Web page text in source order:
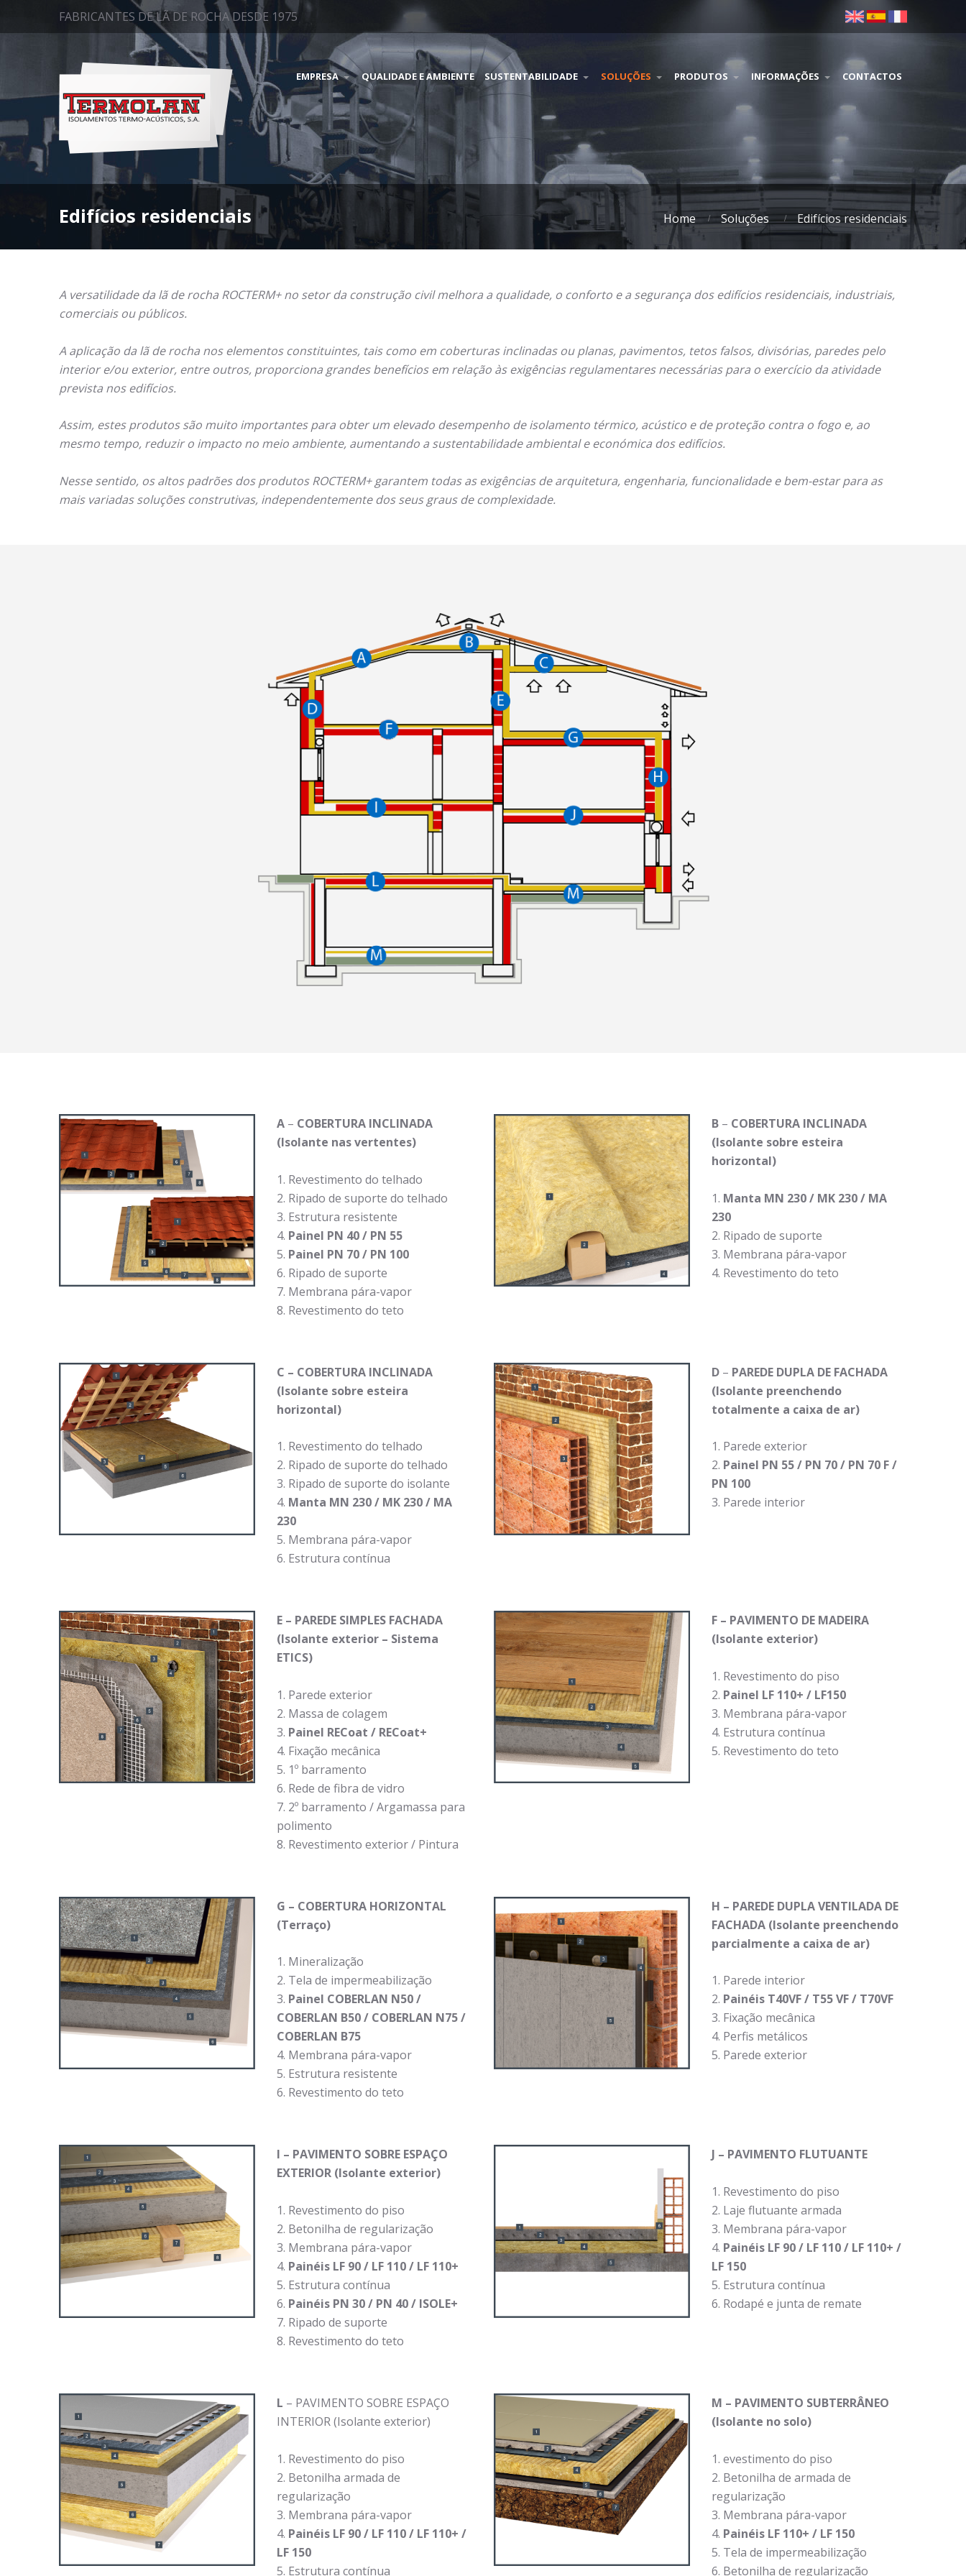
FABRICANTES DE LÃ DE ROCHA DESDE 1975
EMPRESA QUALIDADE E AMBIENTE SUSTENTABILIDADE SOLUÇÕES PRODUTOS INFORMAÇÕES CONTACTOS
Edifícios residenciais Home Soluções Edifícios residenciais
A versatilidade da lã de rocha ROCTERM+ no setor da construção civil melhora a qualidade, o conforto e a segurança dos edifícios residenciais, industriais,
comerciais ou públicos.
A aplicação da lã de rocha nos elementos constituintes, tais como em coberturas inclinadas ou planas, pavimentos, tetos falsos, divisórias, paredes pelo
interior e/ou exterior, entre outros, proporciona grandes benefícios em relação às exigências regulamentares necessárias para o exercício da atividade
prevista nos edifícios.
Assim, estes produtos são muito importantes para obter um elevado desempenho de isolamento térmico, acústico e de proteção contra o fogo e, ao
mesmo tempo, reduzir o impacto no meio ambiente, aumentando a sustentabilidade ambiental e económica dos edifícios.
Nesse sentido, os altos padrões dos produtos ROCTERM+ garantem todas as exigências de arquitetura, engenharia, funcionalidade e bem-estar para as
mais variadas soluções construtivas, independentemente dos seus graus de complexidade.
A– COBERTURA INCLINADA
(Isolante nas vertentes)
Revestimento do telhado
Ripado de suporte do telhado
Estrutura resistente
Painel PN 40 / PN 55
Painel PN 70 / PN 100
Ripado de suporte
Membrana pára-vapor
Revestimento do teto
B– COBERTURA INCLINADA
(Isolante sobre esteira
horizontal)
Manta MN 230 / MK 230 / MA
230
Ripado de suporte
Membrana pára-vapor
Revestimento do teto
C – COBERTURA INCLINADA
(Isolante sobre esteira
horizontal)
Revestimento do telhado
Ripado de suporte do telhado
Ripado de suporte do isolante
Manta MN 230 / MK 230 / MA
230
Membrana pára-vapor
Estrutura contínua
D– PAREDE DUPLA DE FACHADA
(Isolante preenchendo
totalmente a caixa de ar)
Parede exterior
Painel PN 55 / PN 70 / PN 70 F /
PN 100
Parede interior
E – PAREDE SIMPLES FACHADA
(Isolante exterior – Sistema
ETICS)
Parede exterior
Massa de colagem
Painel RECoat / RECoat+
Fixação mecânica
1º barramento
Rede de fibra de vidro
2º barramento / Argamassa para
polimento
Revestimento exterior / Pintura
F – PAVIMENTO DE MADEIRA
(Isolante exterior)
Revestimento do piso
Painel LF 110+ / LF150
Membrana pára-vapor
Estrutura contínua
Revestimento do teto
G – COBERTURA HORIZONTAL
(Terraço)
Mineralização
Tela de impermeabilização
Painel COBERLAN N50 /
COBERLAN B50 / COBERLAN N75 /
COBERLAN B75
Membrana pára-vapor
Estrutura resistente
Revestimento do teto
H – PAREDE DUPLA VENTILADA DE
FACHADA (Isolante preenchendo
parcialmente a caixa de ar)
Parede interior
Painéis T40VF / T55 VF / T70VF
Fixação mecânica
Perfis metálicos
Parede exterior
I – PAVIMENTO SOBRE ESPAÇO
EXTERIOR (Isolante exterior)
Revestimento do piso
Betonilha de regularização
Membrana pára-vapor
Painéis LF 90 / LF 110 / LF 110+
Estrutura contínua
Painéis PN 30 / PN 40 / ISOLE+
Ripado de suporte
Revestimento do teto
J – PAVIMENTO FLUTUANTE
Revestimento do piso
Laje flutuante armada
Membrana pára-vapor
Painéis LF 90 / LF 110 / LF 110+ /
LF 150
Estrutura contínua
Rodapé e junta de remate
L – PAVIMENTO SOBRE ESPAÇO
INTERIOR (Isolante exterior)
Revestimento do piso
Betonilha armada de
regularização
Membrana pára-vapor
Painéis LF 90 / LF 110 / LF 110+ /
LF 150
Estrutura contínua
M – PAVIMENTO SUBTERRÂNEO
(Isolante no solo)
evestimento do piso
Betonilha de armada de
regularização
Membrana pára-vapor
Painéis LF 110+ / LF 150
Tela de impermeabilização
Betonilha de regularização